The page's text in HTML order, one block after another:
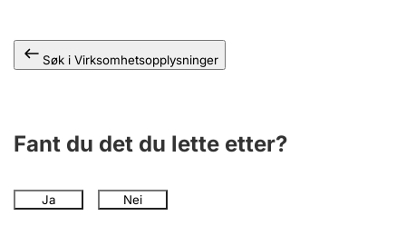
Søk i Virksomhetsopplysninger
Fant du det du lette etter?
Ja Nei